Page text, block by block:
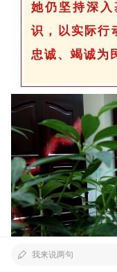
她仍坚持深
识，以实际行
忠诚、竭诚为
我来说两句